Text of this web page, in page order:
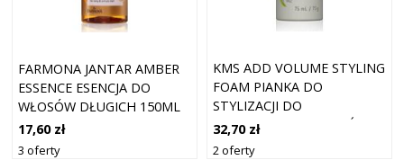
FARMONA JANTAR AMBER
ESSENCE ESENCJA DO
WŁOSÓW DŁUGICH 150ML
17,60 zł
3 oferty
KMS ADD VOLUME STYLING
FOAM PIANKA DO
STYLIZACJI DO
ZWIĘKSZENIA OBJĘTOŚCI
WŁOSÓW 75 ML
32,70 zł
2 oferty